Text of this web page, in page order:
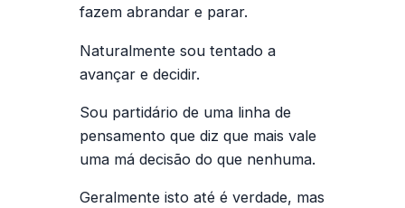
fazem abrandar e parar.
Naturalmente sou tentado a
avançar e decidir.
Sou partidário de uma linha de
pensamento que diz que mais vale
uma má decisão do que nenhuma.
Geralmente isto até é verdade, mas